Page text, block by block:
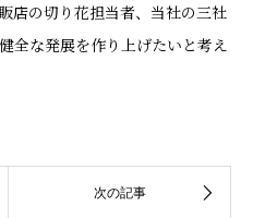
店の切り花担当者、当社の三社
全な発展を作り上げたいと考え